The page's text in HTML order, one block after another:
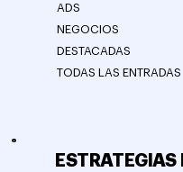
ADS
NEGOCIOS
DESTACADAS
TODAS LAS ENTRADAS